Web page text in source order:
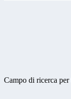
Campo di ricerca